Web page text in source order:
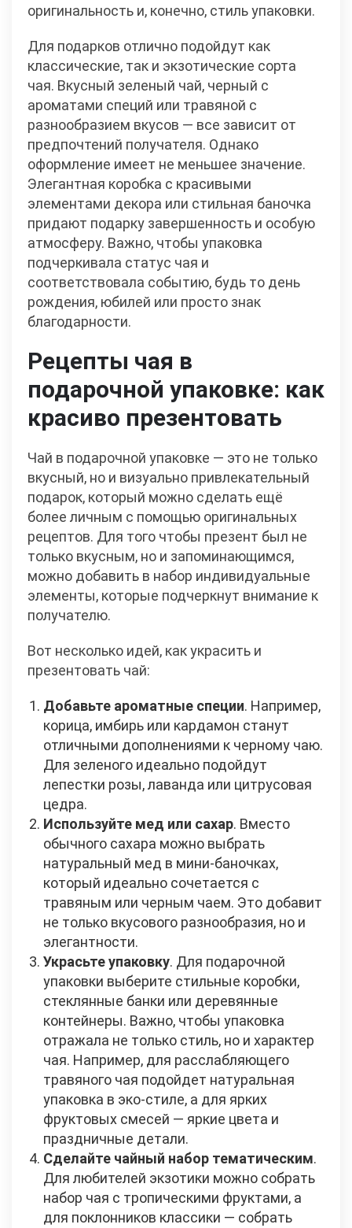
оригинальность и, конечно, стиль упаковки.
Для подарков отлично подойдут как
классические, так и экзотические сорта
чая. Вкусный зеленый чай, черный с
ароматами специй или травяной с
разнообразием вкусов — все зависит от
предпочтений получателя. Однако
оформление имеет не меньшее значение.
Элегантная коробка с красивыми
элементами декора или стильная баночка
придают подарку завершенность и особую
атмосферу. Важно, чтобы упаковка
подчеркивала статус чая и
соответствовала событию, будь то день
рождения, юбилей или просто знак
благодарности.
Рецепты чая в
подарочной упаковке: как
красиво презентовать
Чай в подарочной упаковке — это не только
вкусный, но и визуально привлекательный
подарок, который можно сделать ещё
более личным с помощью оригинальных
рецептов. Для того чтобы презент был не
только вкусным, но и запоминающимся,
можно добавить в набор индивидуальные
элементы, которые подчеркнут внимание к
получателю.
Вот несколько идей, как украсить и
презентовать чай:
Добавьте ароматные специи. Например,
корица, имбирь или кардамон станут
отличными дополнениями к черному чаю.
Для зеленого идеально подойдут
лепестки розы, лаванда или цитрусовая
цедра.
Используйте мед или сахар. Вместо
обычного сахара можно выбрать
натуральный мед в мини-баночках,
который идеально сочетается с
травяным или черным чаем. Это добавит
не только вкусового разнообразия, но и
элегантности.
Украсьте упаковку. Для подарочной
упаковки выберите стильные коробки,
стеклянные банки или деревянные
контейнеры. Важно, чтобы упаковка
отражала не только стиль, но и характер
чая. Например, для расслабляющего
травяного чая подойдет натуральная
упаковка в эко-стиле, а для ярких
фруктовых смесей — яркие цвета и
праздничные детали.
Сделайте чайный набор тематическим.
Для любителей экзотики можно собрать
набор чая с тропическими фруктами, а
для поклонников классики — собрать